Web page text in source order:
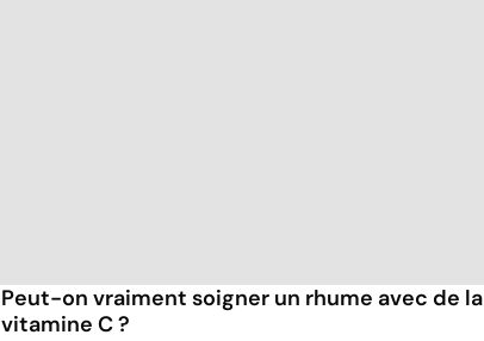
Peut-on vraiment soigner un rhume avec de la
vitamine C ?